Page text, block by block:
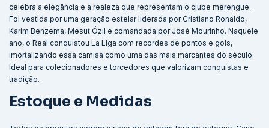
celebra a elegância e a realeza que representam o clube merengue.
Foi vestida por uma geração estelar liderada por Cristiano Ronaldo,
Karim Benzema, Mesut Özil e comandada por José Mourinho. Naquele
ano, o Real conquistou La Liga com recordes de pontos e gols,
imortalizando essa camisa como uma das mais marcantes do século.
Ideal para colecionadores e torcedores que valorizam conquistas e
tradição.
Estoque e Medidas